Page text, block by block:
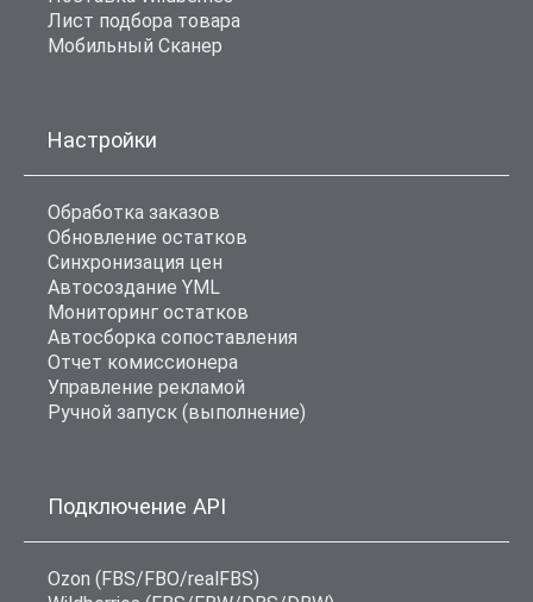
Лист подбора товара
Мобильный Сканер
Настройки
Обработка заказов
Обновление остатков
Синхронизация цен
Автосоздание YML
Мониторинг остатков
Автосборка сопоставления
Отчет комиссионера
Управление рекламой
Ручной запуск (выполнение)
Подключение API
Ozon (FBS/FBO/realFBS)